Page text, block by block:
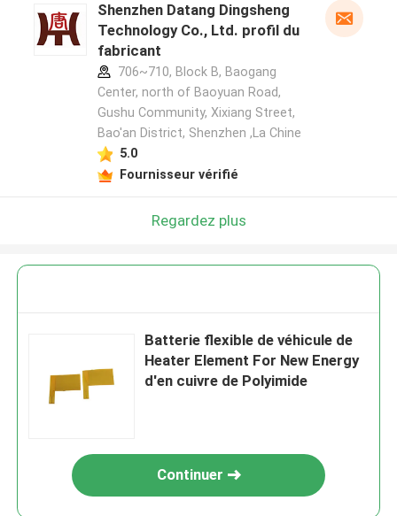
Shenzhen Datang Dingsheng
Technology Co., Ltd. profil du
fabricant
706~710, Block B, Baogang
Center, north of Baoyuan Road,
Gushu Community, Xixiang Street,
Bao'an District, Shenzhen ,La Chine
5.0
Fournisseur vérifié
Regardez plus
Batterie flexible de véhicule de
Heater Element For New Energy
d'en cuivre de Polyimide
Continuer